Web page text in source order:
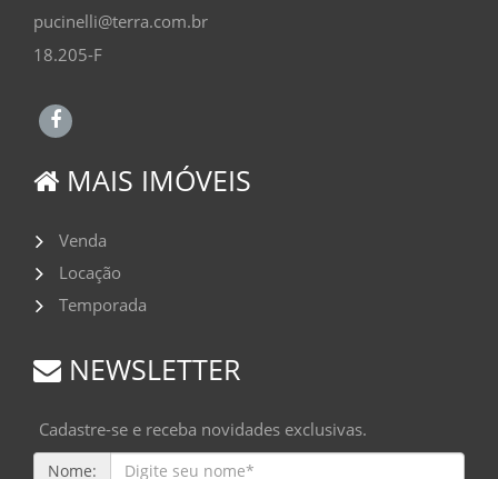
pucinelli@terra.com.br
18.205-F
MAIS IMÓVEIS
Venda
Locação
Temporada
NEWSLETTER
Cadastre-se e receba novidades exclusivas.
Nome: